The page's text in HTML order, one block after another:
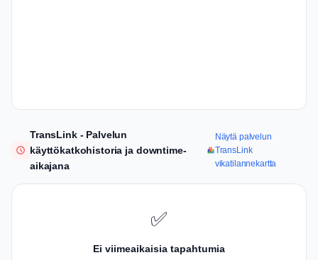
TransLink - Palvelun
käyttökatkohistoria ja downtime-
aikajana
Näytä palvelun
TransLink
vikatilannekartta
✅
Ei viimeaikaisia tapahtumia